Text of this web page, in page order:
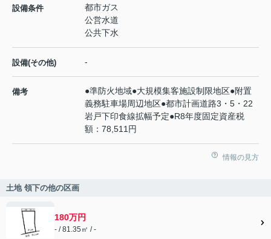
設備条件
都市ガス
公営水道
公共下水
設備(その他) -
備考
●準防火地域●大規模集客施設制限地区●附置
義務駐車場周辺地区●都市計画道路3・5・22
岩戸下印食線拡幅予定●R8年度固定資産税
額：78,511円
情報の見方
土地 領下の他の区画
180万円
- / 81.35㎡ / -